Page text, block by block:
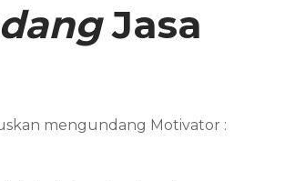
Jasa
mengundang Motivator :